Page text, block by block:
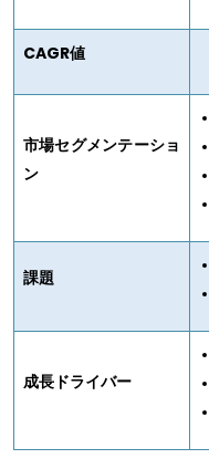
CAGR値
市場セグメンテーショ
ン
課題
成長ドライバー